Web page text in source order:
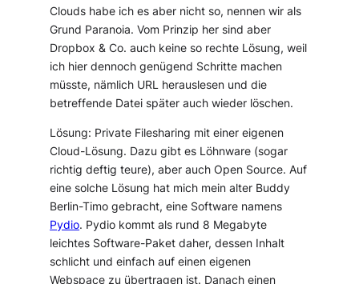
Clouds habe ich es aber nicht so, nennen wir als
Grund Paranoia. Vom Prinzip her sind aber
Dropbox & Co. auch keine so rechte Lösung, weil
ich hier dennoch genügend Schritte machen
müsste, nämlich URL herauslesen und die
betreffende Datei später auch wieder löschen.
Lösung: Private Filesharing mit einer eigenen
Cloud-Lösung. Dazu gibt es Löhnware (sogar
richtig deftig teure), aber auch Open Source. Auf
eine solche Lösung hat mich mein alter Buddy
Berlin-Timo gebracht, eine Software namens
Pydio. Pydio kommt als rund 8 Megabyte
leichtes Software-Paket daher, dessen Inhalt
schlicht und einfach auf einen eigenen
Webspace zu übertragen ist. Danach einen